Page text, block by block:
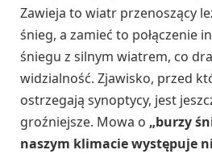
Zawieja to wiatr przenoszący
śnieg, a zamieć to połączenie
śniegu z silnym wiatrem, co
widzialność. Zjawisko, przed
ostrzegają synoptycy, jest
groźniejsze. Mowa o „burzy
naszym klimacie występuje